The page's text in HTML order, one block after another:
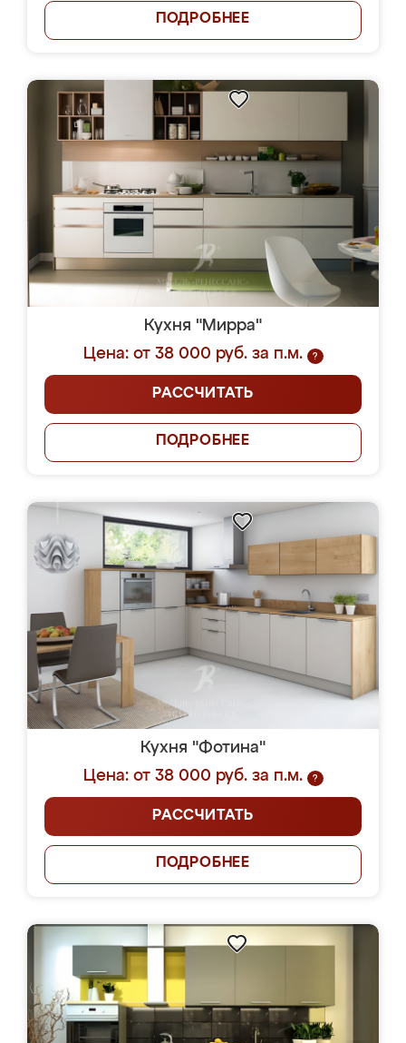
ПОДРОБНЕЕ
Кухня "Мирра"
Цена: от 38 000 руб. за п.м.
?
РАССЧИТАТЬ
ПОДРОБНЕЕ
Кухня "Фотина"
Цена: от 38 000 руб. за п.м.
?
РАССЧИТАТЬ
ПОДРОБНЕЕ